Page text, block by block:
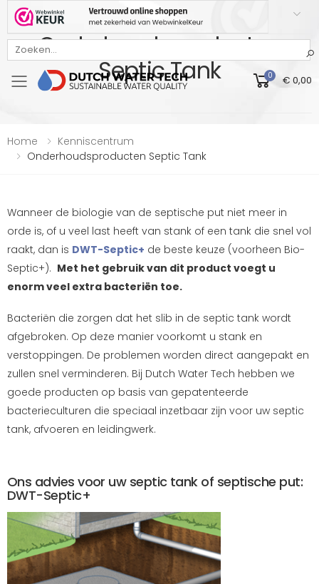
Bekijk onze Webwinkelkeur beoordeling
Toggle mobile menu
0 € 0,00
Onderhoudsproducten
Septic Tank
Home
Kenniscentrum
Onderhoudsproducten Septic Tank
Wanneer de biologie van de septische put niet meer in
orde is, of u veel last heeft van stank of een tank die snel vol
raakt, dan is DWT-Septic+ de beste keuze (voorheen Bio-
Septic+). Met het gebruik van dit product voegt u
enorm veel extra bacteriën toe.
Bacteriën die zorgen dat het slib in de septic tank wordt
afgebroken. Op deze manier voorkomt u stank en
verstoppingen. De problemen worden direct aangepakt en
zullen snel verminderen. Bij Dutch Water Tech hebben we
goede producten op basis van gepatenteerde
bacterieculturen die speciaal inzetbaar zijn voor uw septic
tank, afvoeren en leidingwerk.
Ons advies voor uw septic tank of septische put:
DWT-Septic+